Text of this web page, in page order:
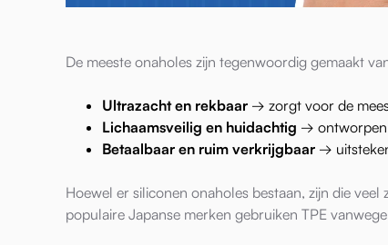
De meeste onaholes zijn tegenwoordig gemaakt
Ultrazacht en rekbaar → zorgt voor de
Lichaamsveilig en huidachtig → ontworpen
Betaalbaar en ruim verkrijgbaar →
Hoewel er siliconen onaholes bestaan, zijn die
populaire Japanse merken gebruiken TPE